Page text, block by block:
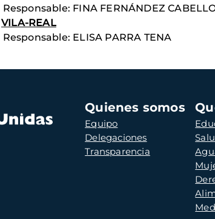
Responsable: FINA FERNÁNDEZ
VILA-REAL
Responsable: ELISA PARRA TENA
Navegación
principal
Quienes somos
Equipo
Delegaciones
Transparencia